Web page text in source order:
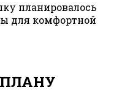
планировалось
для комфортной